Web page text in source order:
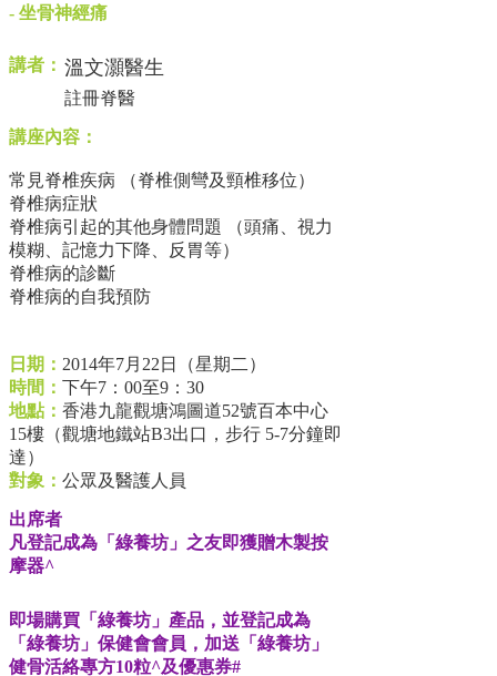
- 坐骨神經痛
講者： 溫文灝醫生
註冊脊醫
講座內容：
常見脊椎疾病 （脊椎側彎及頸椎移位）
脊椎病症狀
脊椎病引起的其他身體問題 （頭痛、視力
模糊、記憶力下降、反胃等）
脊椎病的診斷
脊椎病的自我預防
日期： 2014年7月22日（星期二）
時間： 下午7：00至9：30
地點： 香港九龍觀塘鴻圖道52號百本中心
15樓（觀塘地鐵站B3出口，步行 5-7分鐘即
達）
對象： 公眾及醫護人員
出席者
凡登記成為「綠養坊」之友即獲贈木製按
摩器^
即場購買「綠養坊」產品，並登記成為
「綠養坊」保健會會員，加送「綠養坊」
健骨活絡專方10粒^及優惠券#